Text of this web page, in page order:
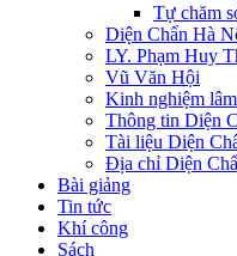
Tự chăm
Diện Chẩn Hà
LY. Phạm Huy
Vũ Văn Hội
Kinh nghiệm
Thông tin Diện
Tài liệu Diện
Địa chỉ Diện
Bài giảng
Tin tức
Khí công
Sách